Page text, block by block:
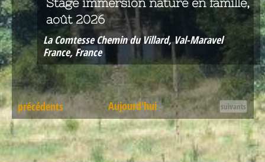
août 2026
La ComtesseChemin du Villard, Val-Maravel
France, France
Évènements
précédents Aujourd'hui Évènements
suivants